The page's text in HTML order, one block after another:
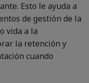
Esto le ayuda a
de gestión de la
vida a la
la retención y
cuando